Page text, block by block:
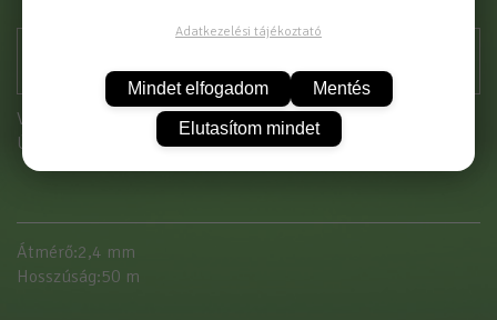
Vásárláshoz kérjük jelentkezzen be!
Új partnerként
itt tud regisztrálni
Átmérő:2,4 mm
Hosszúság:50 m
Adatkezelési tájékoztató
Mindet elfogadom Mentés
Elutasítom mindet